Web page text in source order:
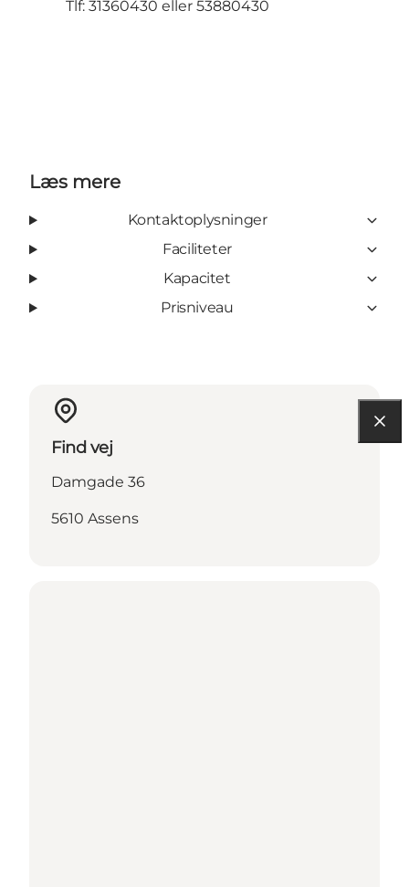
Tlf: 31360430 eller 53880430
Læs mere
Kontaktoplysninger
Faciliteter
Kapacitet
Prisniveau
Find vej
Damgade 36
5610 Assens